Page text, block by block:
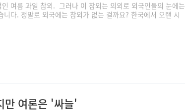
여름 과일 참외. 그러나 이 참외는 의외로 외국인들의 눈에는
니다. 정말로 외국에는 참외가 없는 걸까요? 한국에서 오랜 시
만 여론은 '싸늘'